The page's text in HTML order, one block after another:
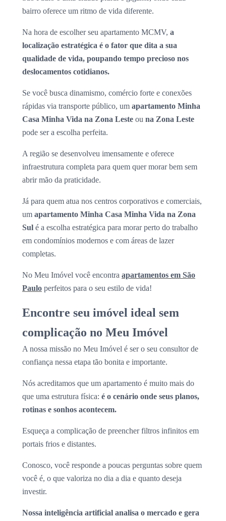
bairro oferece um ritmo de vida diferente.
Na hora de escolher seu apartamento MCMV, a
localização estratégica é o fator que dita a sua
qualidade de vida, poupando tempo precioso nos
deslocamentos cotidianos.
Se você busca dinamismo, comércio forte e conexões
rápidas via transporte público, um apartamento Minha
Casa Minha Vida na Zona Leste ou na Zona Leste
pode ser a escolha perfeita.
A região se desenvolveu imensamente e oferece
infraestrutura completa para quem quer morar bem sem
abrir mão da praticidade.
Já para quem atua nos centros corporativos e comerciais,
um apartamento Minha Casa Minha Vida na Zona
Sul é a escolha estratégica para morar perto do trabalho
em condomínios modernos e com áreas de lazer
completas.
No Meu Imóvel você encontra apartamentos em São
Paulo perfeitos para o seu estilo de vida!
Encontre seu imóvel ideal sem
complicação no Meu Imóvel
A nossa missão no Meu Imóvel é ser o seu consultor de
confiança nessa etapa tão bonita e importante.
Nós acreditamos que um apartamento é muito mais do
que uma estrutura física: é o cenário onde seus planos,
rotinas e sonhos acontecem.
Esqueça a complicação de preencher filtros infinitos em
portais frios e distantes.
Conosco, você responde a poucas perguntas sobre quem
você é, o que valoriza no dia a dia e quanto deseja
investir.
Nossa inteligência artificial analisa o mercado e gera